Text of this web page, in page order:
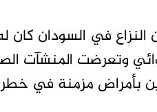
النزاع في السودان
وتعرضت المنشآت
بأمراض مزمنة في